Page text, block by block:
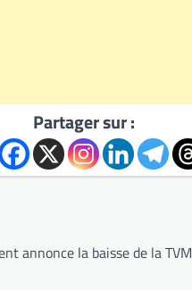
Partager sur :
annonce la baisse de la TVM